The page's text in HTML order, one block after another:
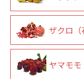
ザクロ（
ヤマモモ